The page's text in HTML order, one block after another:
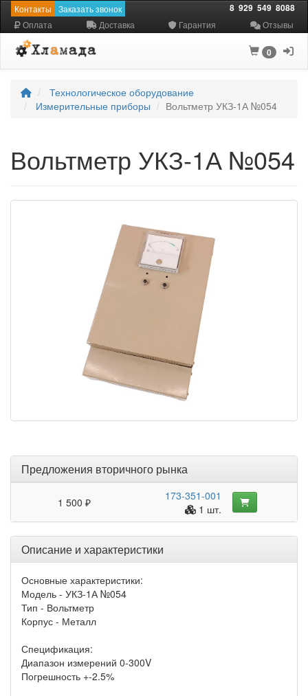
Контакты Заказать звонок 8 929 549 8088
Оплата Доставка Гарантия Отзывы
0
Технологическое оборудование
Измерительные приборы
Вольтметр УКЗ-1А №054
Вольтметр УКЗ-1А №054
Предложения вторичного рынка
1 500 ₽
173-351-001
1 шт.
Описание и характеристики
Основные характеристики:
Модель - УКЗ-1А №054
Тип - Вольтметр
Корпус - Металл
Спецификация:
Диапазон измерений 0-300V
Погрешность +-2.5%